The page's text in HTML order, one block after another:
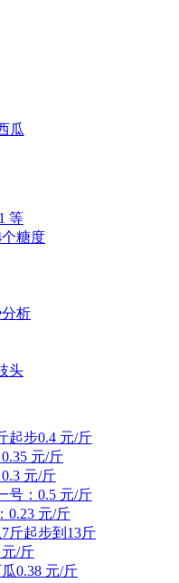
瓜
等
糖度
析
头
起步0.4 元/斤
元/斤
元/斤
号：0.5 元/斤
0.23 元/斤
斤起步到13斤
/斤
0.38 元/斤